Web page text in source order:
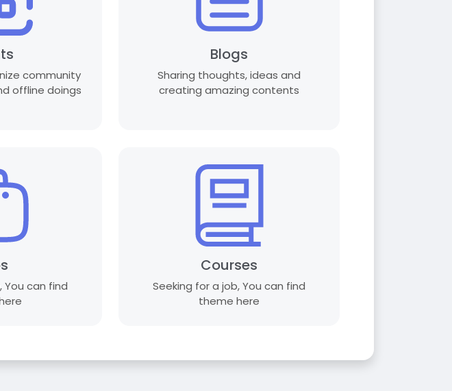
community
offline doings
Blogs
Sharing thoughts, ideas and
creating amazing contents
You can find
Courses
Seeking for a job, You can find
theme here